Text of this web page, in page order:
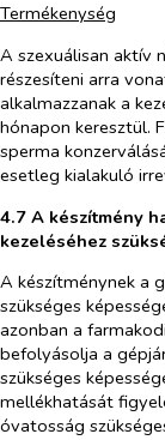
Termékenység
A szexuálisan aktív
részesíteni arra
alkalmazzanak a
hónapon keresztül.
sperma
esetleg kialakuló
4.7 A készítmény
kezeléséhez
A készítménynek a
szükséges
azonban a
befolyásolja a
szükséges
mellékhatását
óvatosság